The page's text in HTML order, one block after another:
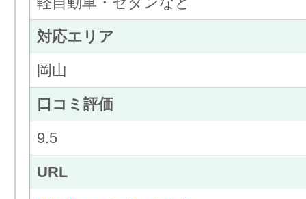
対応エリア
岡山
口コミ評価
9.5
URL